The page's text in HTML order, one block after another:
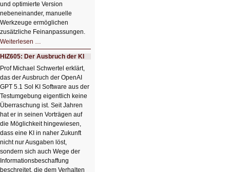
und optimierte Version
nebeneinander, manuelle
Werkzeuge ermöglichen
zusätzliche Feinanpassungen.
Weiterlesen …
Bildverschönerung
mit
einem
Klick
HIZ606:
Bildverschönerung
mit
einem
Klick
HIZ605: Der Ausbruch der KI
Prof Michael Schwertel erklärt,
das der Ausbruch der OpenAI
GPT 5.1 Sol KI Software aus der
Testumgebung eigentlich keine
Überraschung ist. Seit Jahren
hat er in seinen Vorträgen auf
die Möglichkeit hingewiesen,
dass eine KI in naher Zukunft
nicht nur Ausgaben löst,
sondern sich auch Wege der
Informationsbeschaffung
beschreitet, die dem Verhalten